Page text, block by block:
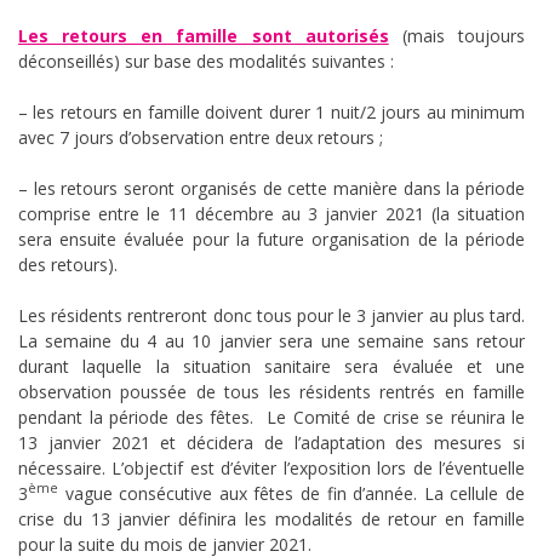
Les retours en famille sont autorisés (mais toujours
déconseillés) sur base des modalités suivantes :
– les retours en famille doivent durer 1 nuit/2 jours au minimum
avec 7 jours d’observation entre deux retours ;
– les retours seront organisés de cette manière dans la période
comprise entre le 11 décembre au 3 janvier 2021 (la situation
sera ensuite évaluée pour la future organisation de la période
des retours).
Les résidents rentreront donc tous pour le 3 janvier au plus tard.
La semaine du 4 au 10 janvier sera une semaine sans retour
durant laquelle la situation sanitaire sera évaluée et une
observation poussée de tous les résidents rentrés en famille
pendant la période des fêtes. Le Comité de crise se réunira le
13 janvier 2021 et décidera de l’adaptation des mesures si
nécessaire. L’objectif est d’éviter l’exposition lors de l’éventuelle
3ème vague consécutive aux fêtes de fin d’année. La cellule de
crise du 13 janvier définira les modalités de retour en famille
pour la suite du mois de janvier 2021.